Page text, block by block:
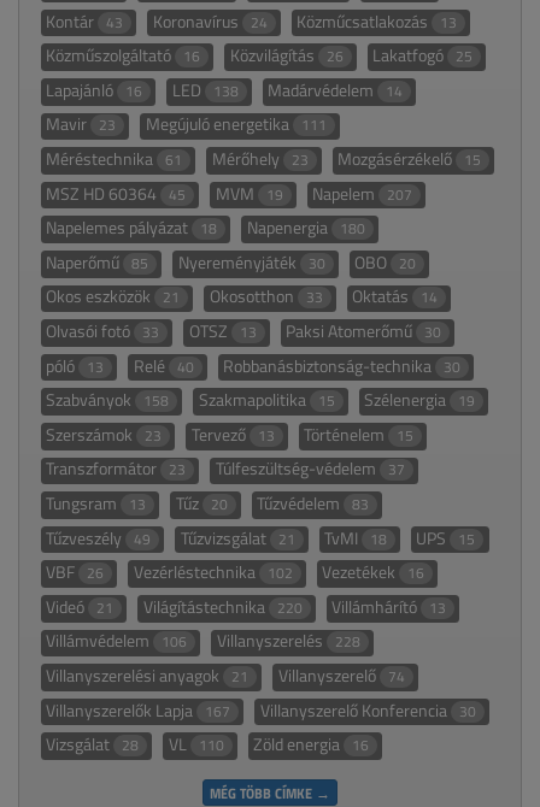
Kontár 43 Koronavírus 24 Közműcsatlakozás 13
Közműszolgáltató 16 Közvilágítás 26 Lakatfogó 25
Lapajánló 16 LED 138 Madárvédelem 14
Mavir 23 Megújuló energetika 111
Méréstechnika 61 Mérőhely 23 Mozgásérzékelő 15
MSZ HD 60364 45 MVM 19 Napelem 207
Napelemes pályázat 18 Napenergia 180
Naperőmű 85 Nyereményjáték 30 OBO 20
Okos eszközök 21 Okosotthon 33 Oktatás 14
Olvasói fotó 33 OTSZ 13 Paksi Atomerőmű 30
póló 13 Relé 40 Robbanásbiztonság-technika 30
Szabványok 158 Szakmapolitika 15 Szélenergia 19
Szerszámok 23 Tervező 13 Történelem 15
Transzformátor 23 Túlfeszültség-védelem 37
Tungsram 13 Tűz 20 Tűzvédelem 83
Tűzveszély 49 Tűzvizsgálat 21 TvMI 18 UPS 15
VBF 26 Vezérléstechnika 102 Vezetékek 16
Videó 21 Világítástechnika 220 Villámhárító 13
Villámvédelem 106 Villanyszerelés 228
Villanyszerelési anyagok 21 Villanyszerelő 74
Villanyszerelők Lapja 167 Villanyszerelő Konferencia 30
Vizsgálat 28 VL 110 Zöld energia 16
MÉG TÖBB CÍMKE →